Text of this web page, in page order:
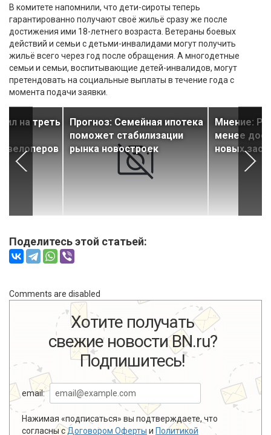
В комитете напомнили, что дети-сироты теперь
гарантированно получают своё жильё сразу же после
достижения ими 18-летнего возраста. Ветераны боевых
действий и семьи с детьми-инвалидами могут получить
жильё всего через год после обращения. А многодетные
семьи и семьи, воспитывающие детей-инвалидов, могут
претендовать на социальные выплаты в течение года с
момента подачи заявки.
на треть
Прогноз: Семейная ипотека
поможет стабилизации
рынка новостроек
Мнение:
менее
новых
Поделитесь этой статьей:
Comments are disabled
Хотите получать
свежие новости BN.ru?
Подпишитесь!
email:
Нажимая «подписаться» вы подтверждаете, что
согласны сДоговором Оферты и Политикой